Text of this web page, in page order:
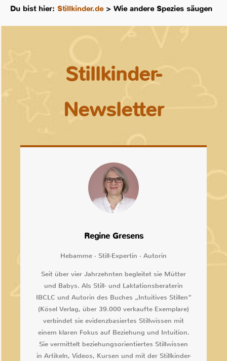
Du bist hier: Stillkinder.de> Wie andere Spezies säugen
Stillkinder-
Newsletter
Regine Gresens
Hebamme · Still-Expertin · Autorin
Seit über vier Jahrzehnten begleitet sie Mütter
und Babys. Als Still- und Laktationsberaterin
IBCLC und Autorin des Buches „Intuitives Stillen“
(Kösel Verlag, über 39.000 verkaufte Exemplare)
verbindet sie evidenzbasiertes Stillwissen mit
einem klaren Fokus auf Beziehung und Intuition.
Sie vermittelt beziehungsorientiertes Stillwissen
in Artikeln, Videos, Kursen und mit der Stillkinder-